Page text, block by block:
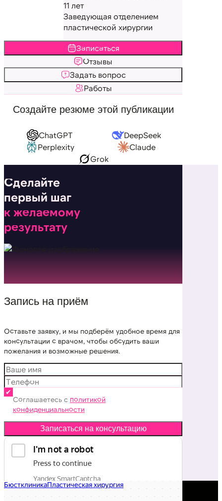
11 лет
Заведующая отделением
пластической хирургии
Записаться
Отзывы
Задать вопрос
Работы
Создайте резюме этой публикации
ChatGPT
DeepSeek
Perplexity
Claude
Grok
Сделайте
первый шаг
к желаемому
результату
Запись на приём
Оставьте заявку, и мы подберём удобное время для
консультации с врачом, чтобы обсудить ваши
пожелания и возможные решения.
Соглашаетесь с политикой
конфиденциальности
Записаться на консультацию